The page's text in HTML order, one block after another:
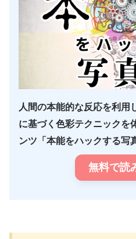
人間の本能的な反応を利用
に基づく色彩テクニックを
ンツ「本能をハックする写
無料で読